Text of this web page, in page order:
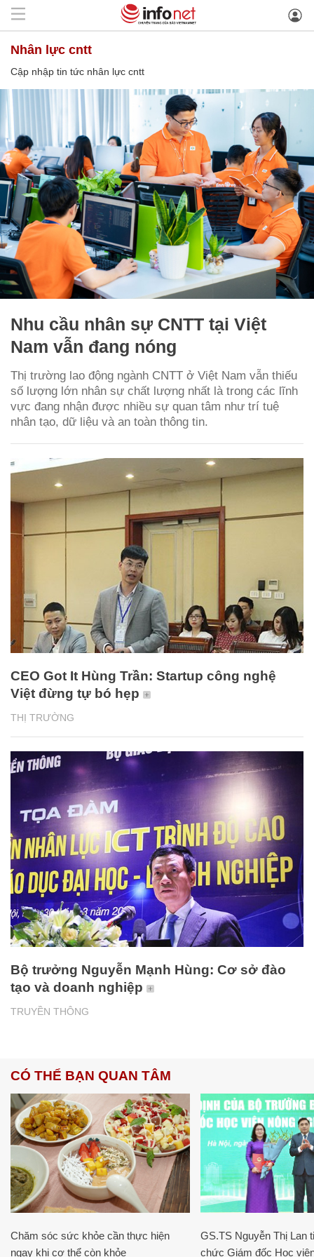
nhân lực cntt
Cập nhập tin tức nhân lực cntt
Nhu cầu nhân sự CNTT tại Việt
Nam vẫn đang nóng
Thị trường lao động ngành CNTT ở Việt Nam vẫn thiếu
số lượng lớn nhân sự chất lượng nhất là trong các lĩnh
vực đang nhận được nhiều sự quan tâm như trí tuệ
nhân tạo, dữ liệu và an toàn thông tin.
THỊ TRƯỜNG
CEO Got It Hùng Trần: Startup công nghệ
Việt đừng tự bó hẹp
TRUYỀN THÔNG
Bộ trưởng Nguyễn Mạnh Hùng: Cơ sở đào
tạo và doanh nghiệp
CÓ THỂ BẠN QUAN TÂM
Chăm sóc sức khỏe cần thực hiện
ngay khi cơ thể còn khỏe
GS.TS Nguyễn Thị Lan
chức Giám đốc Học